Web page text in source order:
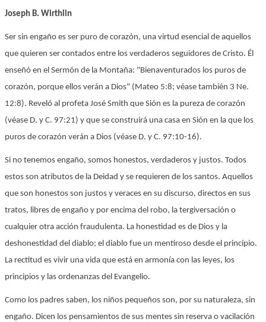
Joseph B. Wirthlin
Ser sin engaño es ser puro de corazón, una virtud esencial de aquellos
que quieren ser contados entre los verdaderos seguidores de Cristo. Él
enseñó en el Sermón de la Montaña: "Bienaventurados los puros de
corazón, porque ellos verán a Dios" (Mateo 5:8; véase también 3 Ne.
12:8). Reveló al profeta José Smith que Sión es la pureza de corazón
(véase D. y C. 97:21) y que se construirá una casa en Sión en la que los
puros de corazón verán a Dios (véase D. y C. 97:10-16).
Si no tenemos engaño, somos honestos, verdaderos y justos. Todos
estos son atributos de la Deidad y se requieren de los santos. Aquellos
que son honestos son justos y veraces en su discurso, directos en sus
tratos, libres de engaño y por encima del robo, la tergiversación o
cualquier otra acción fraudulenta. La honestidad es de Dios y la
deshonestidad del diablo; el diablo fue un mentiroso desde el principio.
La rectitud es vivir una vida que está en armonía con las leyes, los
principios y las ordenanzas del Evangelio.
Como los padres saben, los niños pequeños son, por su naturaleza, sin
engaño. Dicen los pensamientos de sus mentes sin reserva o vacilación